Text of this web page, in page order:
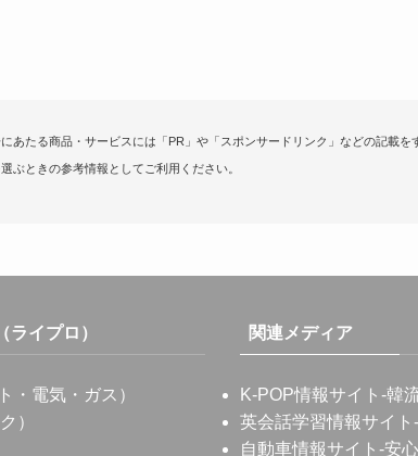
たる商品・サービスには「PR」や「スポンサードリンク」などの記載を
ぶときの参考情報としてご利用ください。
イプロ）
・電気・ガス）
）
関連メディア
K-POP情報サイト -韓
英会話学習情報サイト
自動車情報サイト -安